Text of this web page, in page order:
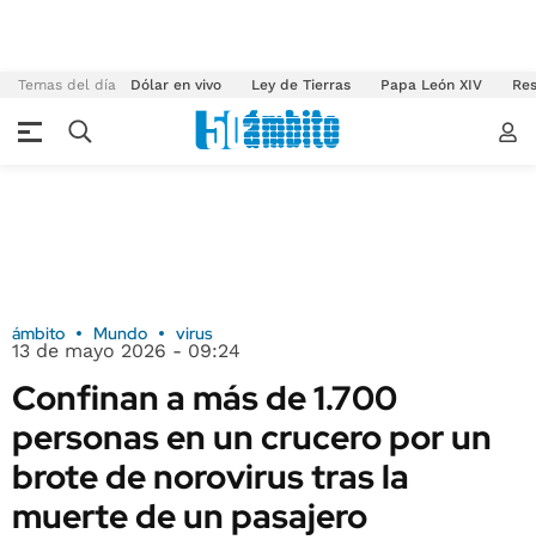
Temas del día Dólar en vivo Ley de Tierras Papa León XIV
ámbito Mundo virus
13 de mayo 2026 - 09:24
Confinan a más de 1.700
personas en un crucero por un
brote de norovirus tras la
muerte de un pasajero